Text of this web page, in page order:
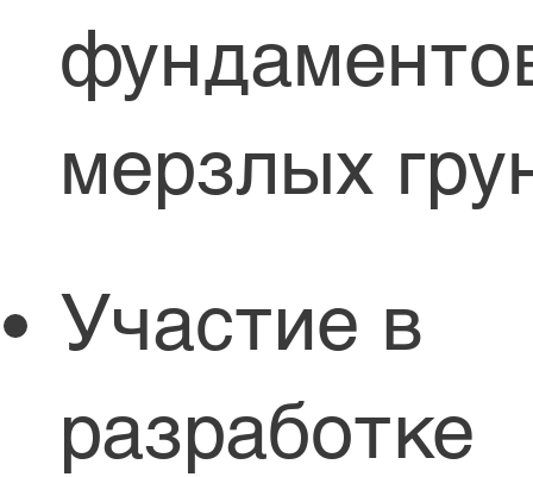
мерзлых
Участие в
разработке